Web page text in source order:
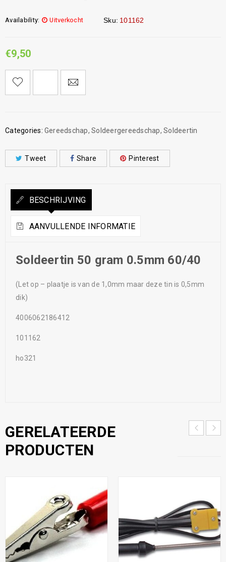
Availability: Uitverkocht Sku: 101162
€9,50
Categories: Gereedschap, Soldeergereedschap, Soldeertin
Tweet Share Pinterest
BESCHRIJVING
AANVULLENDE INFORMATIE
Soldeertin 50 gram 0.5mm 60/40
(Let op – plaatje is van de 1,0mm maar deze tin is 0,5mm
dik)
4006062186412
101162
ho321
GERELATEERDE
PRODUCTEN